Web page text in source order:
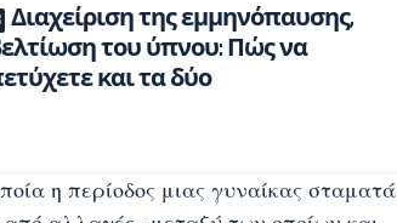
Διαχείριση της εμμηνόπαυσης,
του ύπνου: Πώς να
και τα δύο
η περίοδος μιας γυναίκας σταματά